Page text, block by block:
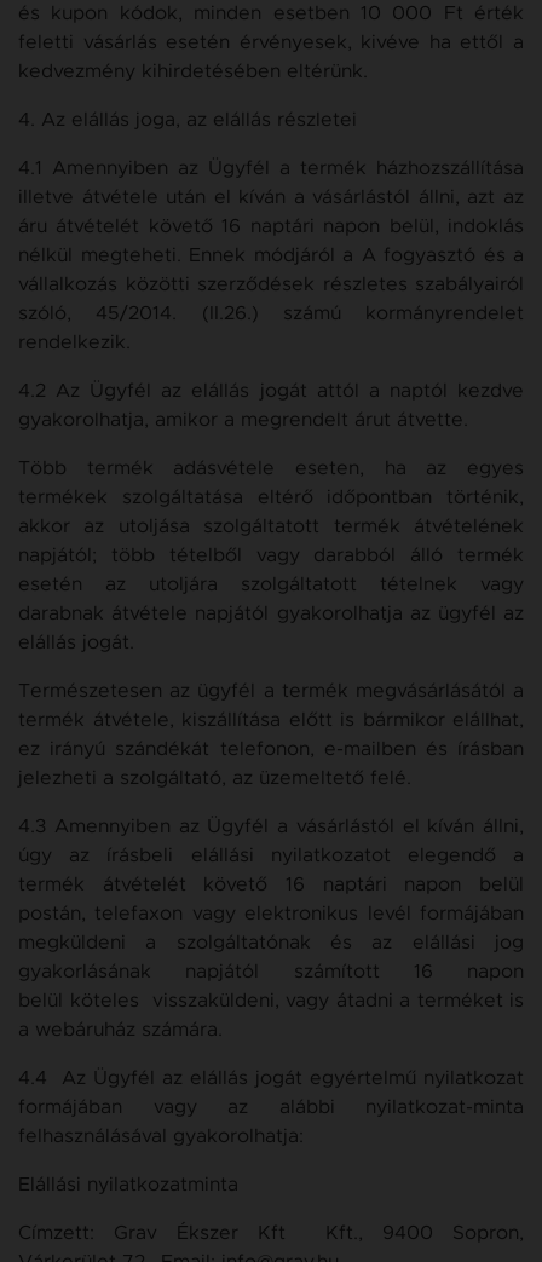
és kupon kódok, minden esetben 10 000 Ft érték
feletti vásárlás esetén érvényesek, kivéve ha ettől a
kedvezmény kihirdetésében eltérünk.
4. Az elállás joga, az elállás részletei
4.1 Amennyiben az Ügyfél a termék házhozszállítása
illetve átvétele után el kíván a vásárlástól állni, azt az
áru átvételét követő 16 naptári napon belül, indoklás
nélkül megteheti. Ennek módjáról a A fogyasztó és a
vállalkozás közötti szerződések részletes szabályairól
szóló, 45/2014. (II.26.) számú kormányrendelet
rendelkezik.
4.2 Az Ügyfél az elállás jogát attól a naptól kezdve
gyakorolhatja, amikor a megrendelt árut átvette.
Több termék adásvétele eseten, ha az egyes
termékek szolgáltatása eltérő időpontban történik,
akkor az utoljása szolgáltatott termék átvételének
napjától; több tételből vagy darabból álló termék
esetén az utoljára szolgáltatott tételnek vagy
darabnak átvétele napjától gyakorolhatja az ügyfél az
elállás jogát.
Természetesen az ügyfél a termék megvásárlásától a
termék átvétele, kiszállítása előtt is bármikor elállhat,
ez irányú szándékát telefonon, e-mailben és írásban
jelezheti a szolgáltató, az üzemeltető felé.
4.3 Amennyiben az Ügyfél a vásárlástól el kíván állni,
úgy az írásbeli elállási nyilatkozatot elegendő a
termék átvételét követő 16 naptári napon belül
postán, telefaxon vagy elektronikus levél formájában
megküldeni a szolgáltatónak és az elállási jog
gyakorlásának napjától számított 16 napon
belül köteles visszaküldeni, vagy átadni a terméket is
a webáruház számára.
4.4 Az Ügyfél az elállás jogát egyértelmű nyilatkozat
formájában vagy az alábbi nyilatkozat-minta
felhasználásával gyakorolhatja:
Elállási nyilatkozatminta
Címzett: Grav Ékszer Kft
Kft., 9400 Sopron,